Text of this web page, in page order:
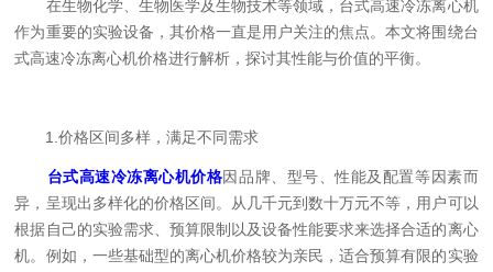
在生物化学、生物医学及生物技术等领域，台式高速冷冻离心机
作为重要的实验设备，其价格一直是用户关注的焦点。本文将围绕台
式高速冷冻离心机价格进行解析，探讨其性能与价值的平衡。
1.价格区间多样，满足不同需求
台式高速冷冻离心机价格因品牌、型号、性能及配置等因素而
异，呈现出多样化的价格区间。从几千元到数十万元不等，用户可以
根据自己的实验需求、预算限制以及设备性能要求来选择合适的离心
机。例如，一些基础型的离心机价格较为亲民，适合预算有限的实验